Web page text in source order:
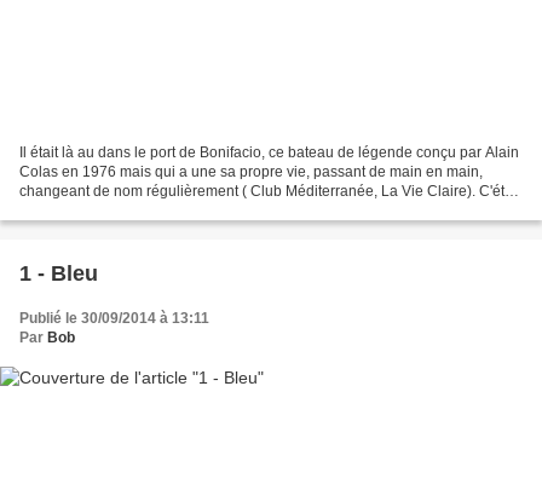
Il était là au dans le port de Bonifacio, ce bateau de légende conçu par Alain
Colas en 1976 mais qui a une sa propre vie, passant de main en main,
changeant de nom régulièrement ( Club Méditerranée, La Vie Claire). C'était
1 - Bleu
Publié le 30/09/2014 à 13:11
Par Bob